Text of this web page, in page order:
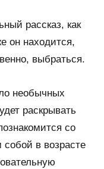
рассказ, как
он находится,
выбраться.
необычных
раскрывать
со
в возрасте